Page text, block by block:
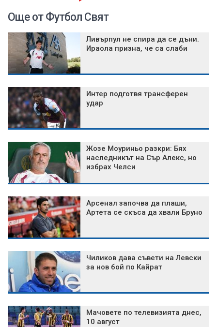
Още от Футбол Свят
Ливърпул не спира да се дъни.
Ираола призна, че са слаби
Интер подготвя трансферен
удар
Жозе Моуриньо разкри: Бях
наследникът на Сър Алекс, но
избрах Челси
Арсенал започва да плаши,
Артета се скъса да хвали Бруно
Чиликов дава съвети на Левски
за нов бой по Кайрат
Мачовете по телевизията днес,
10 август